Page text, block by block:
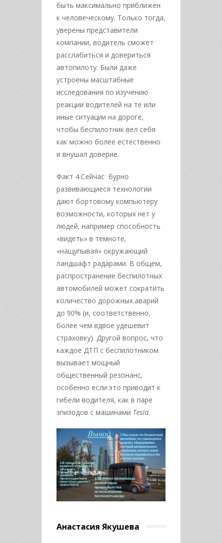
быть максимально приближен
к человеческому. Только тогда,
уверены представители
компании, водитель сможет
расслабиться и довериться
автопилоту. Были даже
устроены масштабные
исследования по изучению
реакции водителей на те или
иные ситуации на дороге,
чтобы беспилотник вел себя
как можно более естественно
и внушал доверие.
Факт 4.Сейчас бурно
развивающиеся технологии
дают бортовому компьютеру
возможности, которых нет у
людей, например способность
«видеть» в темноте,
«нащупывая» окружающий
ландшафт радарами. В общем,
распространение беспилотных
автомобилей может сократить
количество дорожных аварий
до 90% (и, соответственно,
более чем вдвое удешевит
страховку). Другой вопрос, что
каждое ДТП с беспилотником
вызывает мощный
общественный резонанс,
особенно если это приводит к
гибели водителя, как в паре
эпизодов с машинами Tesla.
Анастасия Якушева